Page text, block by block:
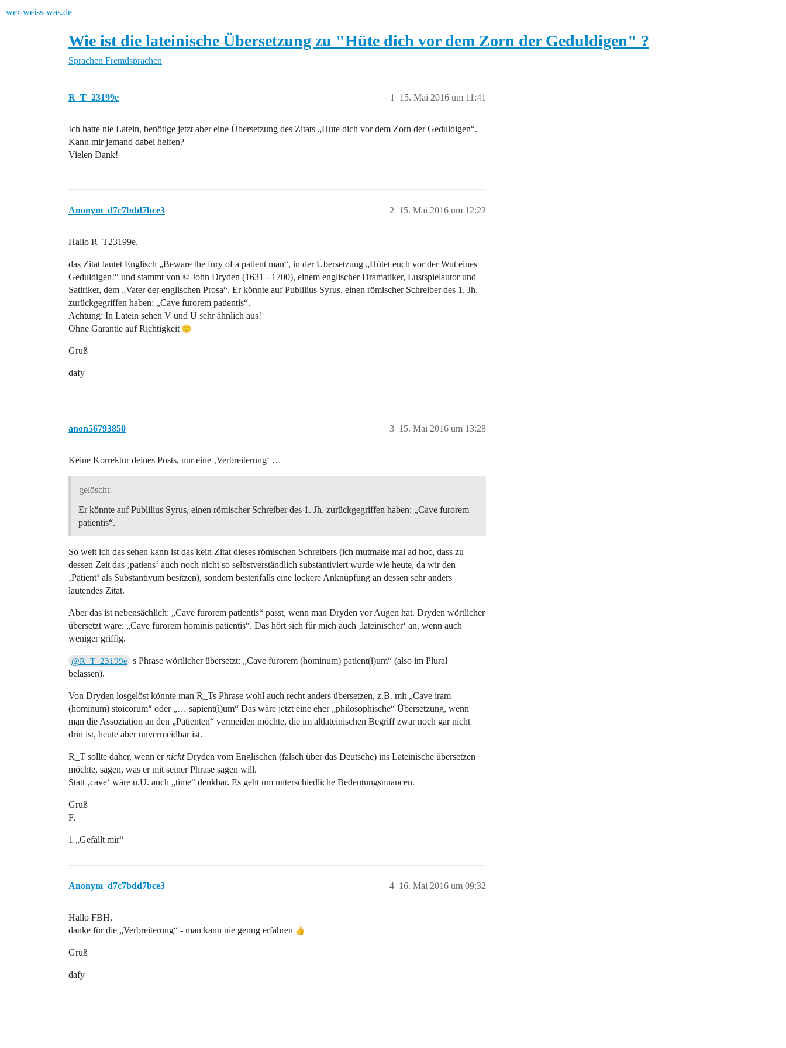
wer-weiss-was.de
Wie ist die lateinische Übersetzung zu "Hüte dich vor dem Zorn der Geduldigen" ?
Sprachen Fremdsprachen
R_T_23199e 15. Mai 2016 um 11:41
1
Ich hatte nie Latein, benötige jetzt aber eine Übersetzung des Zitats „Hüte dich vor dem Zorn der Geduldigen“.
Kann mir jemand dabei helfen?
Vielen Dank!
Anonym_d7c7bdd7bce3 15. Mai 2016 um 12:22
2
Hallo R_T23199e,
das Zitat lautet Englisch „Beware the fury of a patient man“, in der Übersetzung „Hütet euch vor der Wut eines
Geduldigen!“ und stammt von © John Dryden (1631 - 1700), einem englischer Dramatiker, Lustspielautor und
Satiriker, dem „Vater der englischen Prosa“. Er könnte auf Publilius Syrus, einen römischer Schreiber des 1. Jh.
zurückgegriffen haben: „Cave furorem patientis“.
Achtung: In Latein sehen V und U sehr ähnlich aus!
Ohne Garantie auf Richtigkeit
Gruß
dafy
anon56793850 15. Mai 2016 um 13:28
3
Keine Korrektur deines Posts, nur eine ‚Verbreiterung‘ …
gelöscht:
Er könnte auf Publilius Syrus, einen römischer Schreiber des 1. Jh. zurückgegriffen haben: „Cave furorem
patientis“.
So weit ich das sehen kann ist das kein Zitat dieses römischen Schreibers (ich mutmaße mal ad hoc, dass zu
dessen Zeit das ‚patiens‘ auch noch nicht so selbstverständlich substantiviert wurde wie heute, da wir den
‚Patient‘ als Substantivum besitzen), sondern bestenfalls eine lockere Anknüpfung an dessen sehr anders
lautendes Zitat.
Aber das ist nebensächlich: „Cave furorem patientis“ passt, wenn man Dryden vor Augen hat. Dryden wörtlicher
übersetzt wäre: „Cave furorem hominis patientis“. Das hört sich für mich auch ‚lateinischer‘ an, wenn auch
weniger griffig.
@R_T_23199e
s Phrase wörtlicher übersetzt: „Cave furorem (hominum) patient(i)um“ (also im Plural
belassen).
Von Dryden losgelöst könnte man R_Ts Phrase wohl auch recht anders übersetzen, z.B. mit „Cave iram
(hominum) stoicorum“ oder „… sapient(i)um“ Das wäre jetzt eine eher „philosophische“ Übersetzung, wenn
man die Assoziation an den „Patienten“ vermeiden möchte, die im altlateinischen Begriff zwar noch gar nicht
drin ist, heute aber unvermeidbar ist.
R_T sollte daher, wenn ernichtDryden vom Englischen (falsch über das Deutsche) ins Lateinische übersetzen
möchte, sagen, was er mit seiner Phrase sagen will.
Statt ‚cave‘ wäre u.U. auch „time“ denkbar. Es geht um unterschiedliche Bedeutungsnuancen.
Gruß
F.
1 „Gefällt mir“
Anonym_d7c7bdd7bce3 16. Mai 2016 um 09:32
4
Hallo FBH,
danke für die „Verbreiterung“ - man kann nie genug erfahren
Gruß
dafy